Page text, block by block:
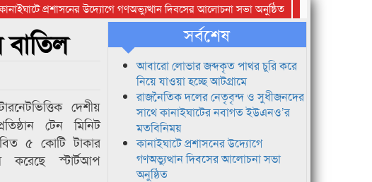
প্রশাসনের উদ্যোগে গণঅভ্যুত্থান দিবসের আলোচনা সভা অনুষ্ঠিত
সিলেট অনলাইন
বাতিল
দেশীয়
টেন মিনিট
৫ কোটি টাকার
করেছে স্টার্টআপ
সর্বশেষ
আবারো লোভার জব্দকৃত পাথর চুরি করে
নিয়ে যাওয়া হচ্ছে আটগ্রামে
রাজনৈতিক দলের নেতৃবৃন্দ ও সুধীজনদের
সাথে কানাইঘাটের নবাগত ইউএনও’র
মতবিনিময়
কানাইঘাটে প্রশাসনের উদ্যোগে
গণঅভ্যুত্থান দিবসের আলোচনা সভা
অনুষ্ঠিত